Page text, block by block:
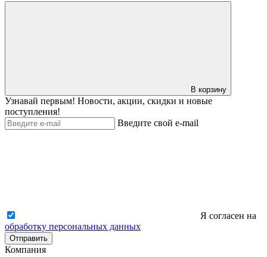
В корзину
Узнавай первым! Новости, акции, скидки и новые
поступления!
Введите свой e-mail
Я согласен на
обработку персональных данных
Отправить
Компания